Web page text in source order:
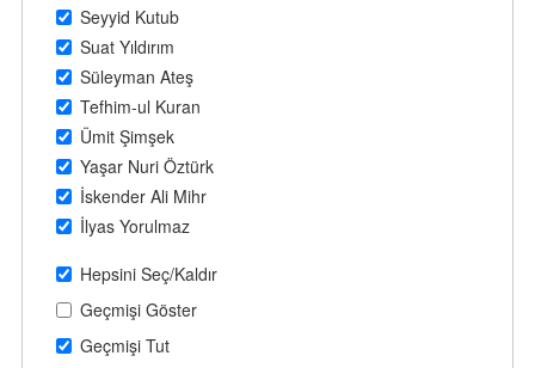
Seyyid Kutub
Suat Yıldırım
Süleyman Ateş
Tefhim-ul Kuran
Ümit Şimşek
Yaşar Nuri Öztürk
İskender Ali Mihr
İlyas Yorulmaz
Hepsini Seç/Kaldır
Geçmişi Göster
Geçmişi Tut